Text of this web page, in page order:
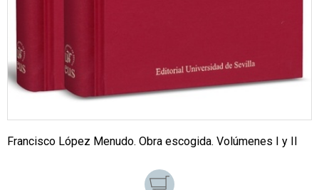
Francisco López Menudo. Obra escogida. Volúmenes I y II